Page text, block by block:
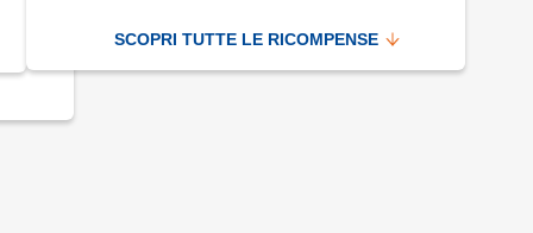
SCOPRI TUTTE LE RICOMPENSE